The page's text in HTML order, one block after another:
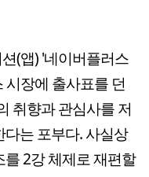
(앱) '네이버플러스
장에 출사표를 던
취향과 관심사를 저
는 포부다. 사실상
2강 체제로 재편할